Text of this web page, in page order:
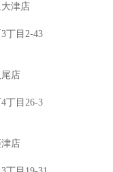
津店
丁目2-43
店
丁目26-3
店